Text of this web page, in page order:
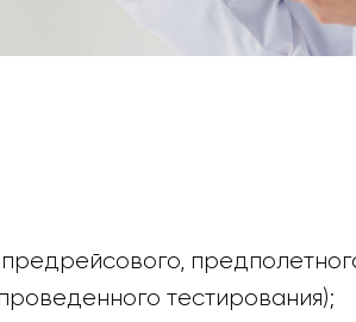
тестирования);